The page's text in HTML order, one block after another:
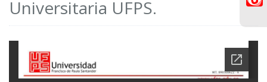
Universitaria UFPS.